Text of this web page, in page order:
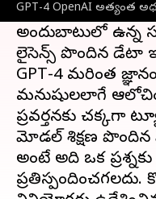
GPT-4 OpenAI అత్యంత
ఉపయోగించి శిక్షణ
అందుబాటులో ఉన్న
లైసెన్స్ పొందిన డేటా
GPT-4 మరింత
మనుషులలాగే
ప్రవర్తనకు చక్కగా
మోడల్ శిక్షణ
అంటే అది ఒక
ప్రతిస్పందించగలదు.